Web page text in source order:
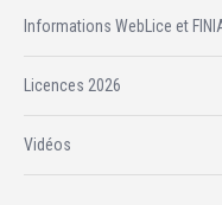
Informations WebLice et
Licences 2026
Vidéos